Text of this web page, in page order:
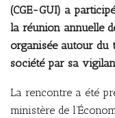
(CGE-GUI) a
la réunion annuelle
organisée autour du
société par sa
La rencontre a été
ministère de